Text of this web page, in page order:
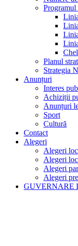
Programul
Planul
Strategia
Anunțuri
Interes
Achiziții
Anunțuri
Sport
Cultură
Contact
Alegeri
Alegeri
Alegeri
Alegeri
Alegeri
GUVERNARE